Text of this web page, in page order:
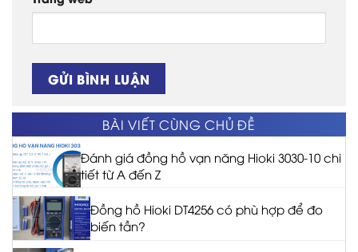
BÀI VIẾT CÙNG CHỦ ĐỀ
Đánh giá đồng hồ vạn năng Hioki 3030-10 chi
tiết từ A đến Z
Đồng hồ Hioki DT4256 có phù hợp để đo
biến tần?